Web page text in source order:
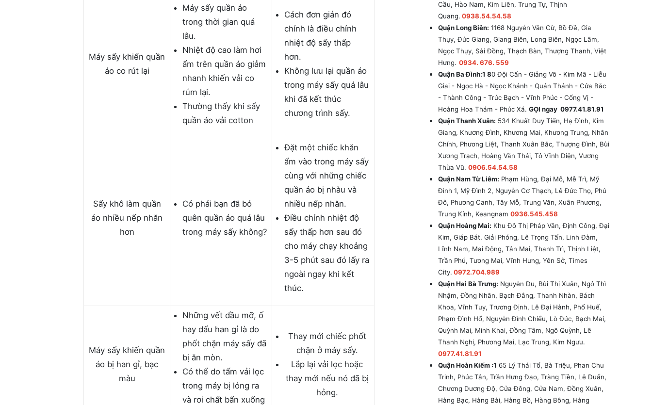
Máy sấy khiến quần
áo co rút lại
Máy sấy quần áo
trong thời gian quá
lâu.
Nhiệt độ cao làm hơi
ẩm trên quần áo giảm
nhanh khiến vải co
rúm lại.
Thường thấy khi sấy
quần áo vải cotton
Cách đơn giản đó
chính là điều chỉnh
nhiệt độ sấy thấp
hơn.
Không lưu lại quần áo
trong máy sấy quá lâu
khi đã kết thúc
chương trình sấy.
Sấy khô làm quần
áo nhiều nếp nhăn
hơn
Có phải bạn đã bỏ
quên quần áo quá lâu
trong máy sấy không?
Đặt một chiếc khăn
ẩm vào trong máy sấy
cùng với những chiếc
quần áo bị nhàu và
nhiều nếp nhăn.
Điều chỉnh nhiệt độ
sấy thấp hơn sau đó
cho máy chạy khoảng
3-5 phút sau đó lấy ra
ngoài ngay khi kết
thúc.
Máy sấy khiến quần
áo bị han gỉ, bạc
màu
Những vết dầu mỡ, ố
hay dấu han gỉ là do
phốt chặn máy sấy đã
bị ăn mòn.
Có thể do tấm vải lọc
trong máy bị lỏng ra
và rơi chất bẩn xuống
Thay mới chiếc phốt
chặn ở máy sấy.
Lắp lại vải lọc hoặc
thay mới nếu nó đã bị
hỏng.
Cầu, Hào Nam, Kim Liên, Trung Tự, Thịnh
Quang. 0938.54.54.58
Quận Long Biên: 1168 Nguyễn Văn Cừ, Bồ Đề, Gia
Thụy, Đức Giang, Giang Biên, Long Biên, Ngọc Lâm,
Ngọc Thụy, Sài Đồng, Thạch Bàn, Thượng Thanh, Việt
Hưng. 0934. 676. 559
Quận Ba Đình:1 80 Đội Cấn - Giảng Võ - Kim Mã - Liễu
Giai - Ngọc Hà - Ngọc Khánh - Quán Thánh - Cửa Bắc
- Thành Công - Trúc Bạch - Vĩnh Phúc - Cống Vị -
Hoàng Hoa Thám - Phúc Xá. GỌI ngay 0977.41.81.91
Quận Thanh Xuân: 534 Khuất Duy Tiến, Hạ Đình, Kim
Giang, Khương Đình, Khương Mai, Khương Trung, Nhân
Chính, Phương Liệt, Thanh Xuân Bắc, Thượng Đình, Bùi
Xương Trạch, Hoàng Văn Thái, Tô Vĩnh Diện, Vương
Thừa Vũ. 0906.54.54.58
Quận Nam Từ Liêm: Phạm Hùng, Đại Mỗ, Mễ Trì, Mỹ
Đình 1, Mỹ Đình 2, Nguyễn Cơ Thạch, Lê Đức Thọ, Phú
Đô, Phương Canh, Tây Mỗ, Trung Văn, Xuân Phương,
Trung Kính, Keangnam 0936.545.458
Quận Hoàng Mai: Khu Đô Thị Pháp Vân, Định Công, Đại
Kim, Giáp Bát, Giải Phóng, Lê Trọng Tấn, Linh Đàm,
Lĩnh Nam, Mai Động, Tân Mai, Thanh Trì, Thịnh Liệt,
Trần Phú, Tương Mai, Vĩnh Hưng, Yên Sở, Times
City. 0972.704.989
Quận Hai Bà Trưng: Nguyễn Du, Bùi Thị Xuân, Ngô Thì
Nhậm, Đồng Nhân, Bạch Đằng, Thanh Nhàn, Bách
Khoa, Vĩnh Tuy, Trương Định, Lê Đại Hành, Phố Huế,
Phạm Đình Hổ, Nguyễn Đình Chiểu, Lò Đúc, Bạch Mai,
Quỳnh Mai, Minh Khai, Đồng Tâm, Ngõ Quỳnh, Lê
Thanh Nghị, Phương Mai, Lạc Trung, Kim Ngưu.
0977.41.81.91
Quận Hoàn Kiếm :1 65 Lý Thái Tổ, Bà Triệu, Phan Chu
Trinh, Phúc Tân, Trần Hưng Đạo, Tràng Tiền, Lê Duẩn,
Chương Dương Độ, Cửa Đông, Cửa Nam, Đồng Xuân,
Hàng Bạc, Hàng Bài, Hàng Bồ, Hàng Bông, Hàng